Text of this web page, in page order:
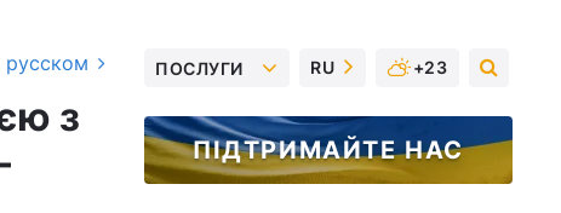
русском
з
ПОСЛУГИ RU +23
ПІДТРИМАЙТЕ НАС